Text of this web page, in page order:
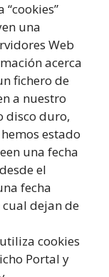
una
Web
acerca
fichero de
a nuestro
disco duro,
estado
una fecha
el
fecha
dejan de
utiliza cookies
Portal y